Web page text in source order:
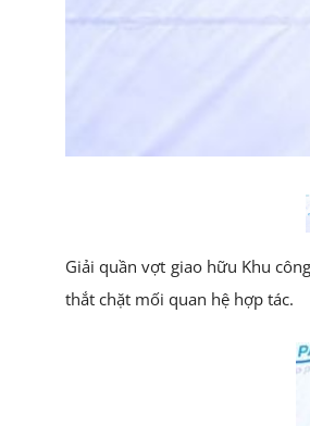
Giải quần vợt giao hữu Khu
thắt chặt mối quan hệ hợp tác.